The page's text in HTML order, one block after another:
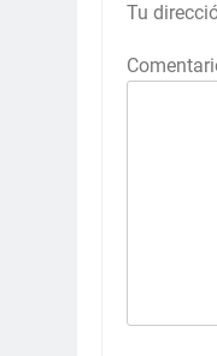
Tu